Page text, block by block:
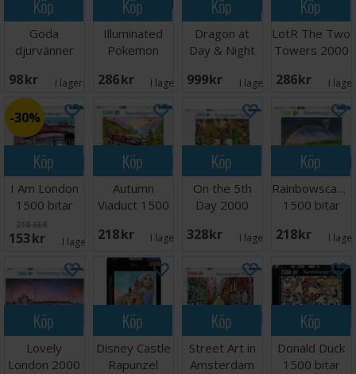
Köp
Goda
djurvänner
bitar
98 SEK I lager:
Köp
Illuminated
Pokemon
286 SEK I lager: 3
Köp
Dragon at
Day & Night
999 SEK I lager: 1
Köp
LotR The Two
Towers 2000
286 SEK I
Köp
30%
I Am London
1500 bitar
Pussel
218 SEK
153 SEK I lager: 2
Köp
Autumn
Viaduct 1500
218 SEK I lager: 4
Köp
On the 5th
Day 2000
328 SEK I lager: 3
Köp
Rainbowscape
1500 bitar
218 SEK I
Köp
Lovely
London 2000
Köp
Disney Castle
Rapunzel
Köp
Street Art in
Amsterdam
Köp
Donald Duck
1500 bitar